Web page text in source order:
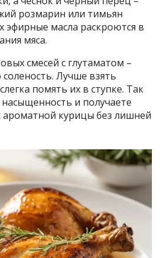
розмарин или тимьян
эфирные масла раскроются в
мяса.
смесей с глутаматом –
Лучше взять
помять их в ступке. Так
и получаете
ароматной курицы без лишней